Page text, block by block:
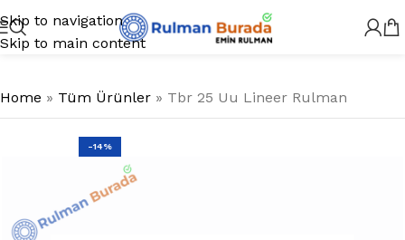
Skip to navigation
Skip to main content
Home » Tüm Ürünler » Tbr 25 Uu Lineer Rulman
-14%